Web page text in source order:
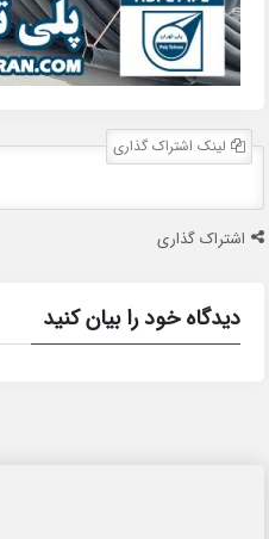
لینک اشتراک گذاری
اشتراک گذاری
دیدگاه خود را بیان کنید